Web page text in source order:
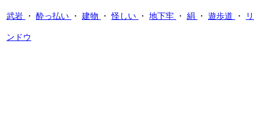
武岩 ・ 酔っ払い ・ 建物 ・怪しい ・ 地下牢 ・ 絹 ・ 遊歩道 ・ リ
ンドウ